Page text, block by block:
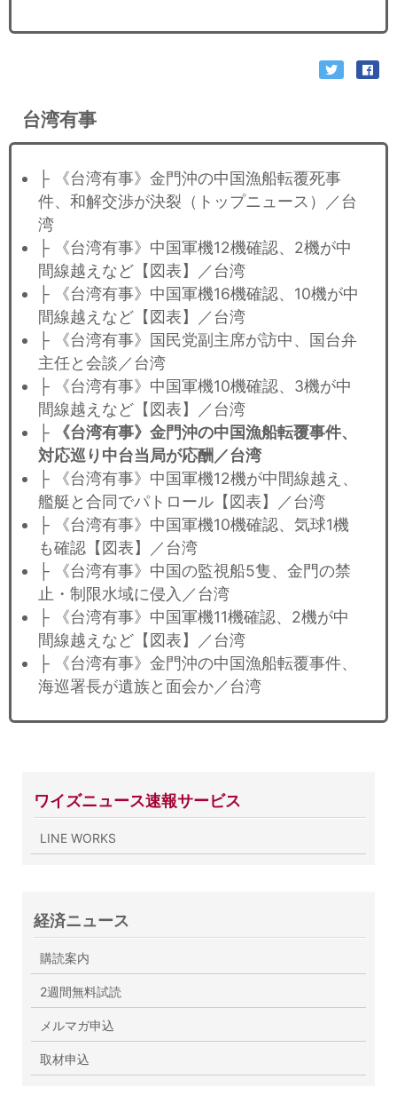
台湾有事
├ 《台湾有事》金門沖の中国漁船転覆死事
件、和解交渉が決裂（トップニュース）／台
湾
├ 《台湾有事》中国軍機12機確認、2機が中
間線越えなど【図表】／台湾
├ 《台湾有事》中国軍機16機確認、10機が中
間線越えなど【図表】／台湾
├ 《台湾有事》国民党副主席が訪中、国台弁
主任と会談／台湾
├ 《台湾有事》中国軍機10機確認、3機が中
間線越えなど【図表】／台湾
├
《台湾有事》金門沖の中国漁船転覆事件、
対応巡り中台当局が応酬／台湾
├ 《台湾有事》中国軍機12機が中間線越え、
艦艇と合同でパトロール【図表】／台湾
├ 《台湾有事》中国軍機10機確認、気球1機
も確認【図表】／台湾
├ 《台湾有事》中国の監視船5隻、金門の禁
止・制限水域に侵入／台湾
├ 《台湾有事》中国軍機11機確認、2機が中
間線越えなど【図表】／台湾
├ 《台湾有事》金門沖の中国漁船転覆事件、
海巡署長が遺族と面会か／台湾
ワイズニュース速報サービス
LINE WORKS
経済ニュース
購読案内
2週間無料試読
メルマガ申込
取材申込